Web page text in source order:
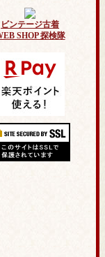
ビンテージ古着
SHOP 探検隊